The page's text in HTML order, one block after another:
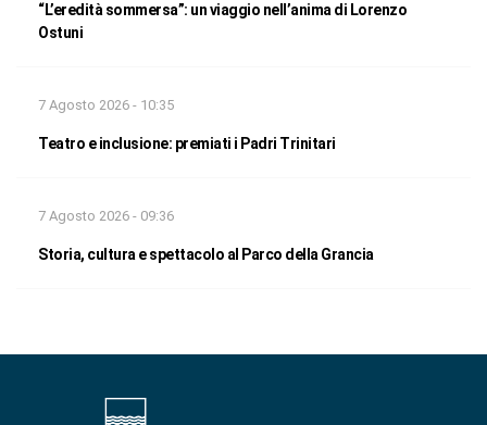
“L’eredità sommersa”: un viaggio nell’anima di Lorenzo
Ostuni
7 Agosto 2026 - 10:35
Teatro e inclusione: premiati i Padri Trinitari
7 Agosto 2026 - 09:36
Storia, cultura e spettacolo al Parco della Grancia